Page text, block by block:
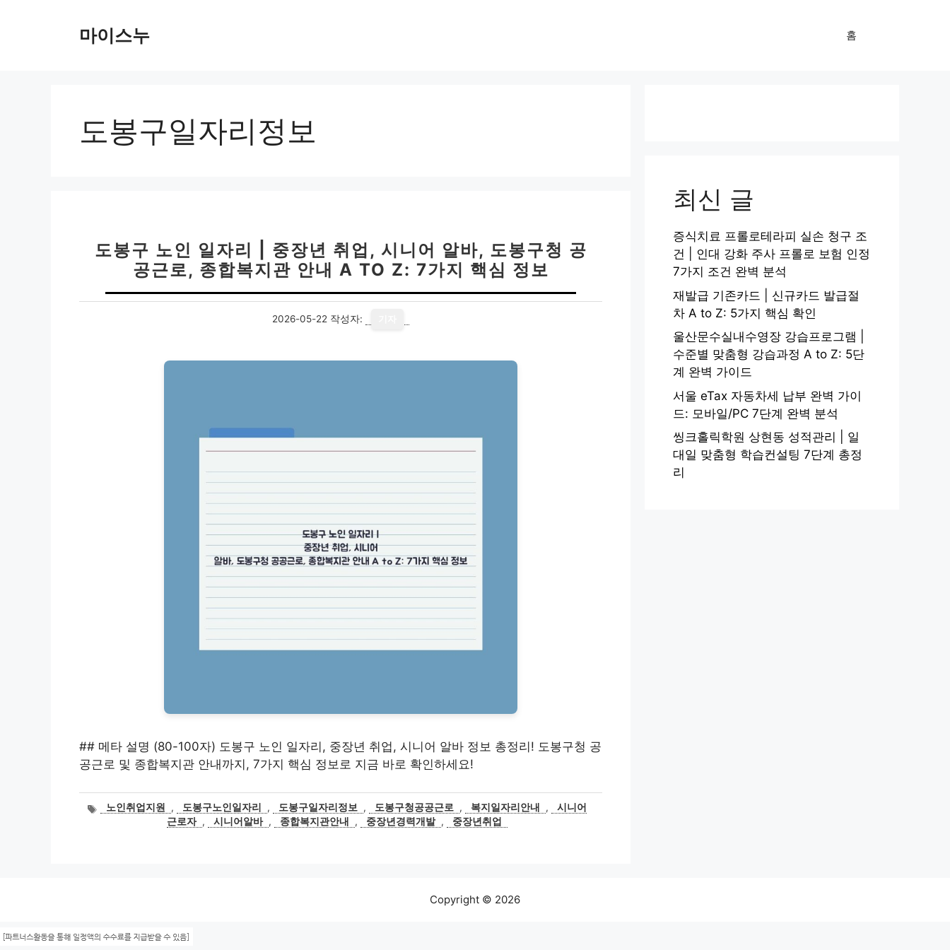
마이스누 홈
도봉구일자리정보
도봉구 노인 일자리 | 중장년 취업, 시니어 알바, 도봉구청 공
공근로, 종합복지관 안내 A TO Z: 7가지 핵심 정보
2026-05-22 작성자:
## 메타 설명 (80-100자) 도봉구 노인 일자리, 중장년 취업, 시니어 알바 정보 총정리! 도봉구청 공
공근로 및 종합복지관 안내까지, 7가지 핵심 정보로 지금 바로 확인하세요!
태노인취업지원 , 도봉구노인일자리 , 도봉구일자리정보 , 도봉구청공공근로 , 복지일자리안내 ,
시니어
근로자 , 시니어알바 , 종합복지관안내 , 중장년경력개발 , 중장년취업
최신 글
증식치료 프롤로테라피 실손 청구 조
건 | 인대 강화 주사 프롤로 보험 인정
7가지 조건 완벽 분석
재발급 기존카드 | 신규카드 발급절
차 A to Z: 5가지 핵심 확인
울산문수실내수영장 강습프로그램 |
수준별 맞춤형 강습과정 A to Z: 5단
계 완벽 가이드
서울 eTax 자동차세 납부 완벽 가이
드: 모바일/PC 7단계 완벽 분석
씽크홀릭학원 상현동 성적관리 | 일
대일 맞춤형 학습컨설팅 7단계 총정
리
Copyright © 2026